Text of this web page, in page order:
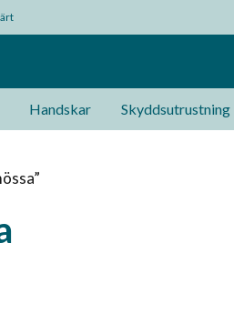
Handskar Skyddsutrustning